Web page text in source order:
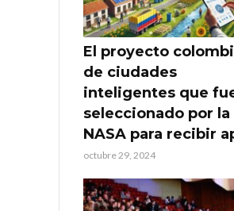
El proyecto
de ciudades
inteligentes que
seleccionado por la
NASA para recibir
octubre 29, 2024